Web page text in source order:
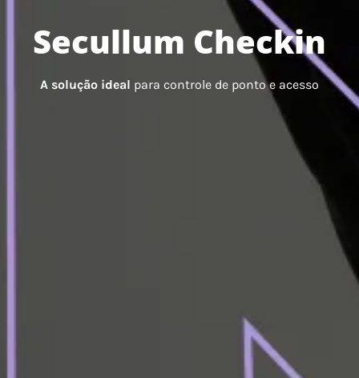
Secullum Checkin
A solução ideal para controle de ponto e acesso